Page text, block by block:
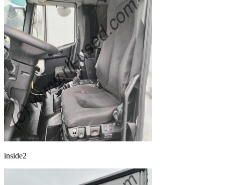
inside2